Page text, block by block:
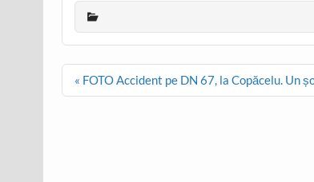
Post
« FOTO Accident pe DN 67, la Copăcelu.